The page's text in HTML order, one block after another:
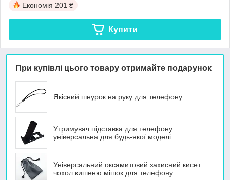
Економія 201 ₴
Купити
При купівлі цього товару отримайте подарунок
Якісний шнурок на руку для телефону
Утримувач підставка для телефону
універсальна для будь-якої моделі
Універсальний оксамитовий захисний кисет
чохол кишеню мішок для телефону